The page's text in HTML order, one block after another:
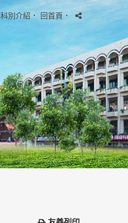
科別介紹． 回首頁．